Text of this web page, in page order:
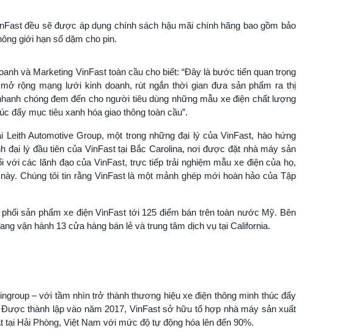
đều sẽ được áp dụng chính sách hậu mãi chính hãng bao gồm bảo
giới hạn số dặm cho pin.
và Marketing VinFast toàn cầu cho biết: “Đây là bước tiến quan trọng
rộng mạng lưới kinh doanh, rút ngắn thời gian đưa sản phẩm ra thị
chóng đem đến cho người tiêu dùng những mẫu xe điện chất lượng
đẩy mục tiêu xanh hóa giao thông toàn cầu”.
Leith Automotive Group, một trong những đại lý của VinFast, hào hứng
đại lý đầu tiên của VinFast tại Bắc Carolina, nơi được đặt nhà máy sản
với các lãnh đạo của VinFast, trực tiếp trải nghiệm mẫu xe điện của họ,
Chúng tôi tin rằng VinFast là một mảnh ghép mới hoàn hảo của Tập
sản phẩm xe điện VinFast tới 125 điểm bán trên toàn nước Mỹ. Bên
vận hành 13 cửa hàng bán lẻ và trung tâm dịch vụ tại California.
– với tầm nhìn trở thành thương hiệu xe điện thông minh thúc đẩy
thành lập vào năm 2017, VinFast sở hữu tổ hợp nhà máy sản xuất
Hải Phòng, Việt Nam với mức độ tự động hóa lên đến 90%.